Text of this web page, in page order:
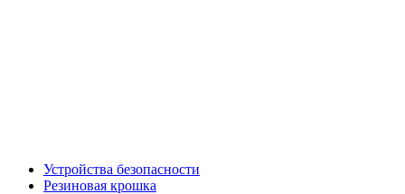
Устройства безопасности
Резиновая крошка